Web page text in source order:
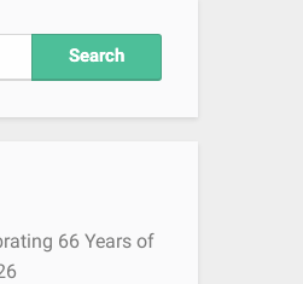
66 Years of